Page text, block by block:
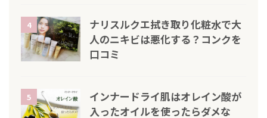
4
ナリスルクエ拭き取り化粧水で大
人のニキビは悪化する？コンクを
口コミ
5
インナードライ肌はオレイン酸が
入ったオイルを使ったらダメな